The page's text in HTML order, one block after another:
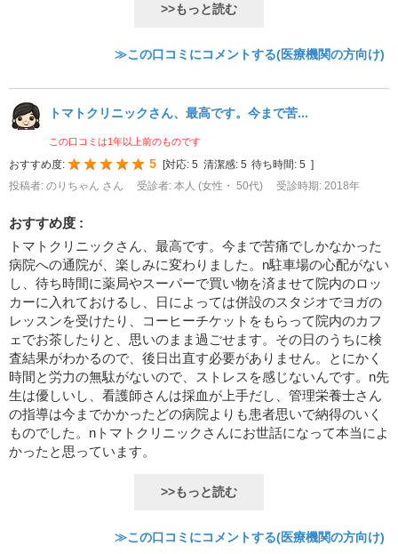
>>もっと読む
≫この口コミにコメントする(医療機関の方向け)
トマトクリニックさん、最高です。今まで苦...
この口コミは1年以上前のものです
おすすめ度: 5 対応: 5 清潔感: 5 待ち時間: 5
投稿者: のりちゃん さん
受診者: 本人 (女性・ 50代) 受診時期: 2018年
おすすめ度 :
トマトクリニックさん、最高です。今まで苦痛でしかなかった
病院への通院が、楽しみに変わりました。n駐車場の心配がない
し、待ち時間に薬局やスーパーで買い物を済ませて院内のロッ
カーに入れておけるし、日によっては併設のスタジオでヨガの
レッスンを受けたり、コーヒーチケットをもらって院内のカフ
ェでお茶したりと、思いのまま過ごせます。その日のうちに検
査結果がわかるので、後日出直す必要がありません。とにかく
時間と労力の無駄がないので、ストレスを感じないんです。n先
生は優しいし、看護師さんは採血が上手だし、管理栄養士さん
の指導は今までかかったどの病院よりも患者思いで納得のいく
ものでした。nトマトクリニックさんにお世話になって本当によ
かったと思っています。
>>もっと読む
≫この口コミにコメントする(医療機関の方向け)